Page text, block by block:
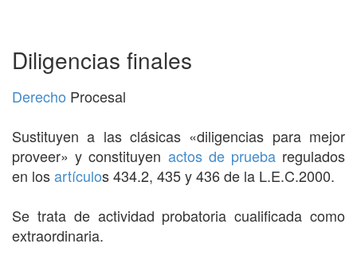
Diligencias finales
Derecho Procesal
Sustituyen a las clásicas «diligencias para mejor
proveer» y constituyen actos de pruebaregulados
en losartículos 434.2, 435 y 436 de la L.E.C.2000.
Se trata de actividad probatoria cualificada como
extraordinaria.